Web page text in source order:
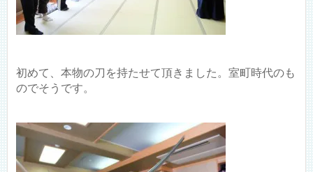
初めて、本物の刀を持たせて頂きました。室町時代のも
のでそうです。